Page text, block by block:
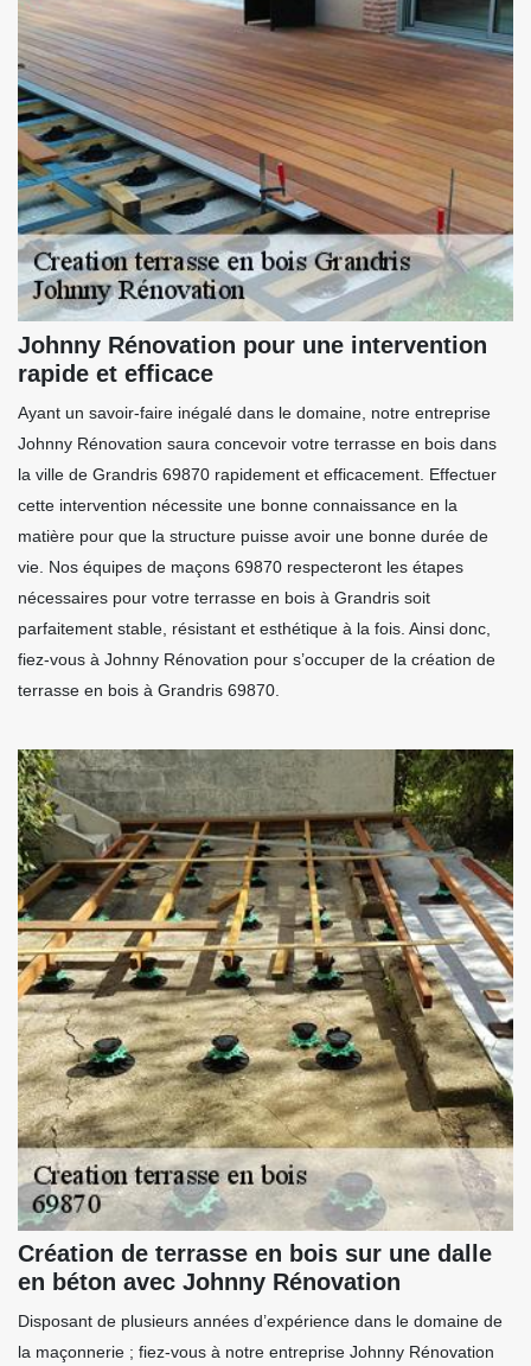
Johnny Rénovation pour une intervention
rapide et efficace
Ayant un savoir-faire inégalé dans le domaine, notre entreprise
Johnny Rénovation saura concevoir votre terrasse en bois dans
la ville de Grandris 69870 rapidement et efficacement. Effectuer
cette intervention nécessite une bonne connaissance en la
matière pour que la structure puisse avoir une bonne durée de
vie. Nos équipes de maçons 69870 respecteront les étapes
nécessaires pour votre terrasse en bois à Grandris soit
parfaitement stable, résistant et esthétique à la fois. Ainsi donc,
fiez-vous à Johnny Rénovation pour s’occuper de la création de
terrasse en bois à Grandris 69870.
Création de terrasse en bois sur une dalle
en béton avec Johnny Rénovation
Disposant de plusieurs années d’expérience dans le domaine de
la maçonnerie ; fiez-vous à notre entreprise Johnny Rénovation